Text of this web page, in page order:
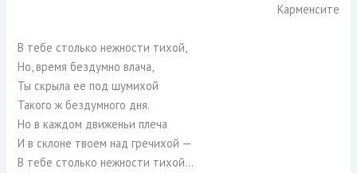
Карменсите
В тебе столько нежности тихой,
Но, время бездумно влача,
Ты скрыла ее под шумихой
Такого ж бездумного дня.
Но в каждом движеньи плеча
И в склоне твоем над гречихой —
В тебе столько нежности тихой…